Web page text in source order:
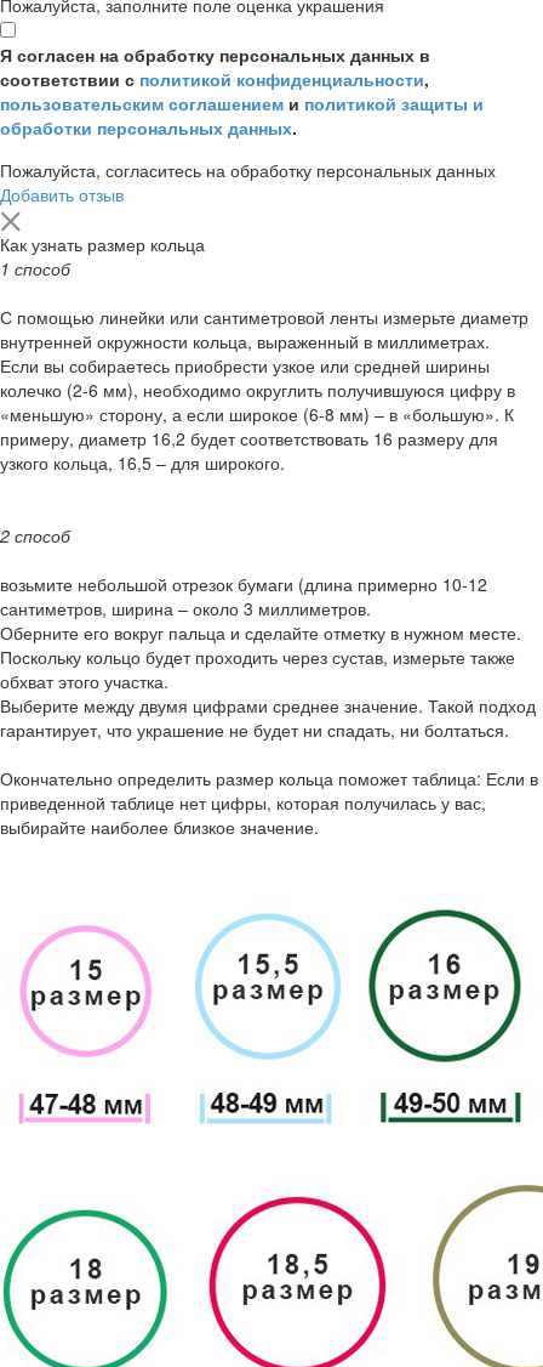
Пожалуйста, заполните поле оценка украшения
Я согласен на обработку персональных данных в
соответствии с политикой конфиденциальности,
пользовательским соглашением и политикой защиты и
обработки персональных данных.
Пожалуйста, согласитесь на обработку персональных данных
Добавить отзыв
Как узнать размер кольца
1 способ
С помощью линейки или сантиметровой ленты измерьте диаметр
внутренней окружности кольца, выраженный в миллиметрах.
Если вы собираетесь приобрести узкое или средней ширины
колечко (2-6 мм), необходимо округлить получившуюся цифру в
«меньшую» сторону, а если широкое (6-8 мм) – в «большую». К
примеру, диаметр 16,2 будет соответствовать 16 размеру для
узкого кольца, 16,5 – для широкого.
2 способ
возьмите небольшой отрезок бумаги (длина примерно 10-12
сантиметров, ширина – около 3 миллиметров.
Оберните его вокруг пальца и сделайте отметку в нужном месте.
Поскольку кольцо будет проходить через сустав, измерьте также
обхват этого участка.
Выберите между двумя цифрами среднее значение. Такой подход
гарантирует, что украшение не будет ни спадать, ни болтаться.
Окончательно определить размер кольца поможет таблица: Если в
приведенной таблице нет цифры, которая получилась у вас,
выбирайте наиболее близкое значение.